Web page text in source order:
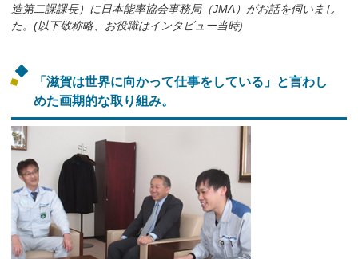
造第二課課長）に日本能率協会事務局（JMA）がお話を伺いまし
た。(以下敬称略、お役職はインタビュー当時)
「滋賀は世界に向かって仕事をしている」と言わし
めた画期的な取り組み。